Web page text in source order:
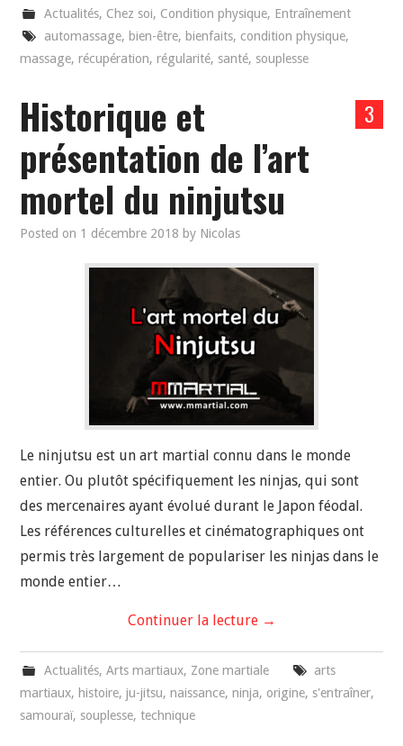
Actualités, Chez soi, Condition physique, Entraînement
automassage, bien-être, bienfaits, condition physique,
massage,récupération,régularité, santé, souplesse
3
Historique et
présentation de l’art
mortel du ninjutsu
Posted on 1 décembre 2018 by Nicolas
Le ninjutsu est un art martial connu dans le monde
entier. Ou plutôt spécifiquement les ninjas, qui sont
des mercenaires ayant évolué durant le Japon féodal.
Les références culturelles et cinématographiques ont
permis très largement de populariser les ninjas dans le
monde entier…
Continuer la lecture →
Actualités, Arts martiaux, Zone martiale
arts
martiaux, histoire,ju-jitsu,naissance,ninja, origine, s'entraîner,
samouraï, souplesse, technique